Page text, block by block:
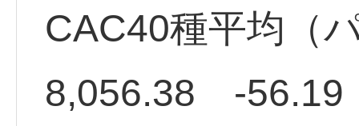
CAC40種平均（
8,056.38 -56.19